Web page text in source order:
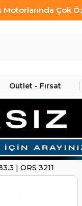
Çok
Outlet - Fırsat
| ORS 3211